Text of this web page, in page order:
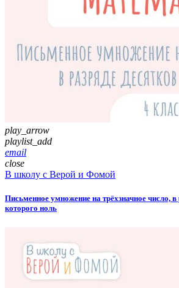
play_arrow
playlist_add
email
close
В школу с Верой и Фомой
Письменное умножение на трёхзначное число, в
которого ноль